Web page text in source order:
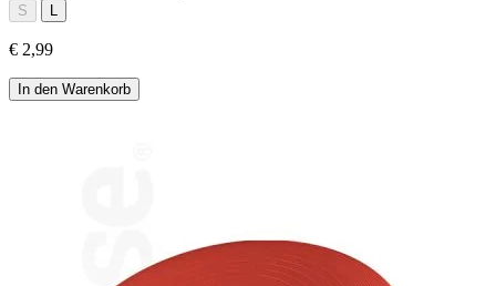
S L
€ 2,99
In den Warenkorb